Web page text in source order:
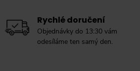
Rychlé doručení
Objednávky do 13:30 vám
odesíláme ten samý den.